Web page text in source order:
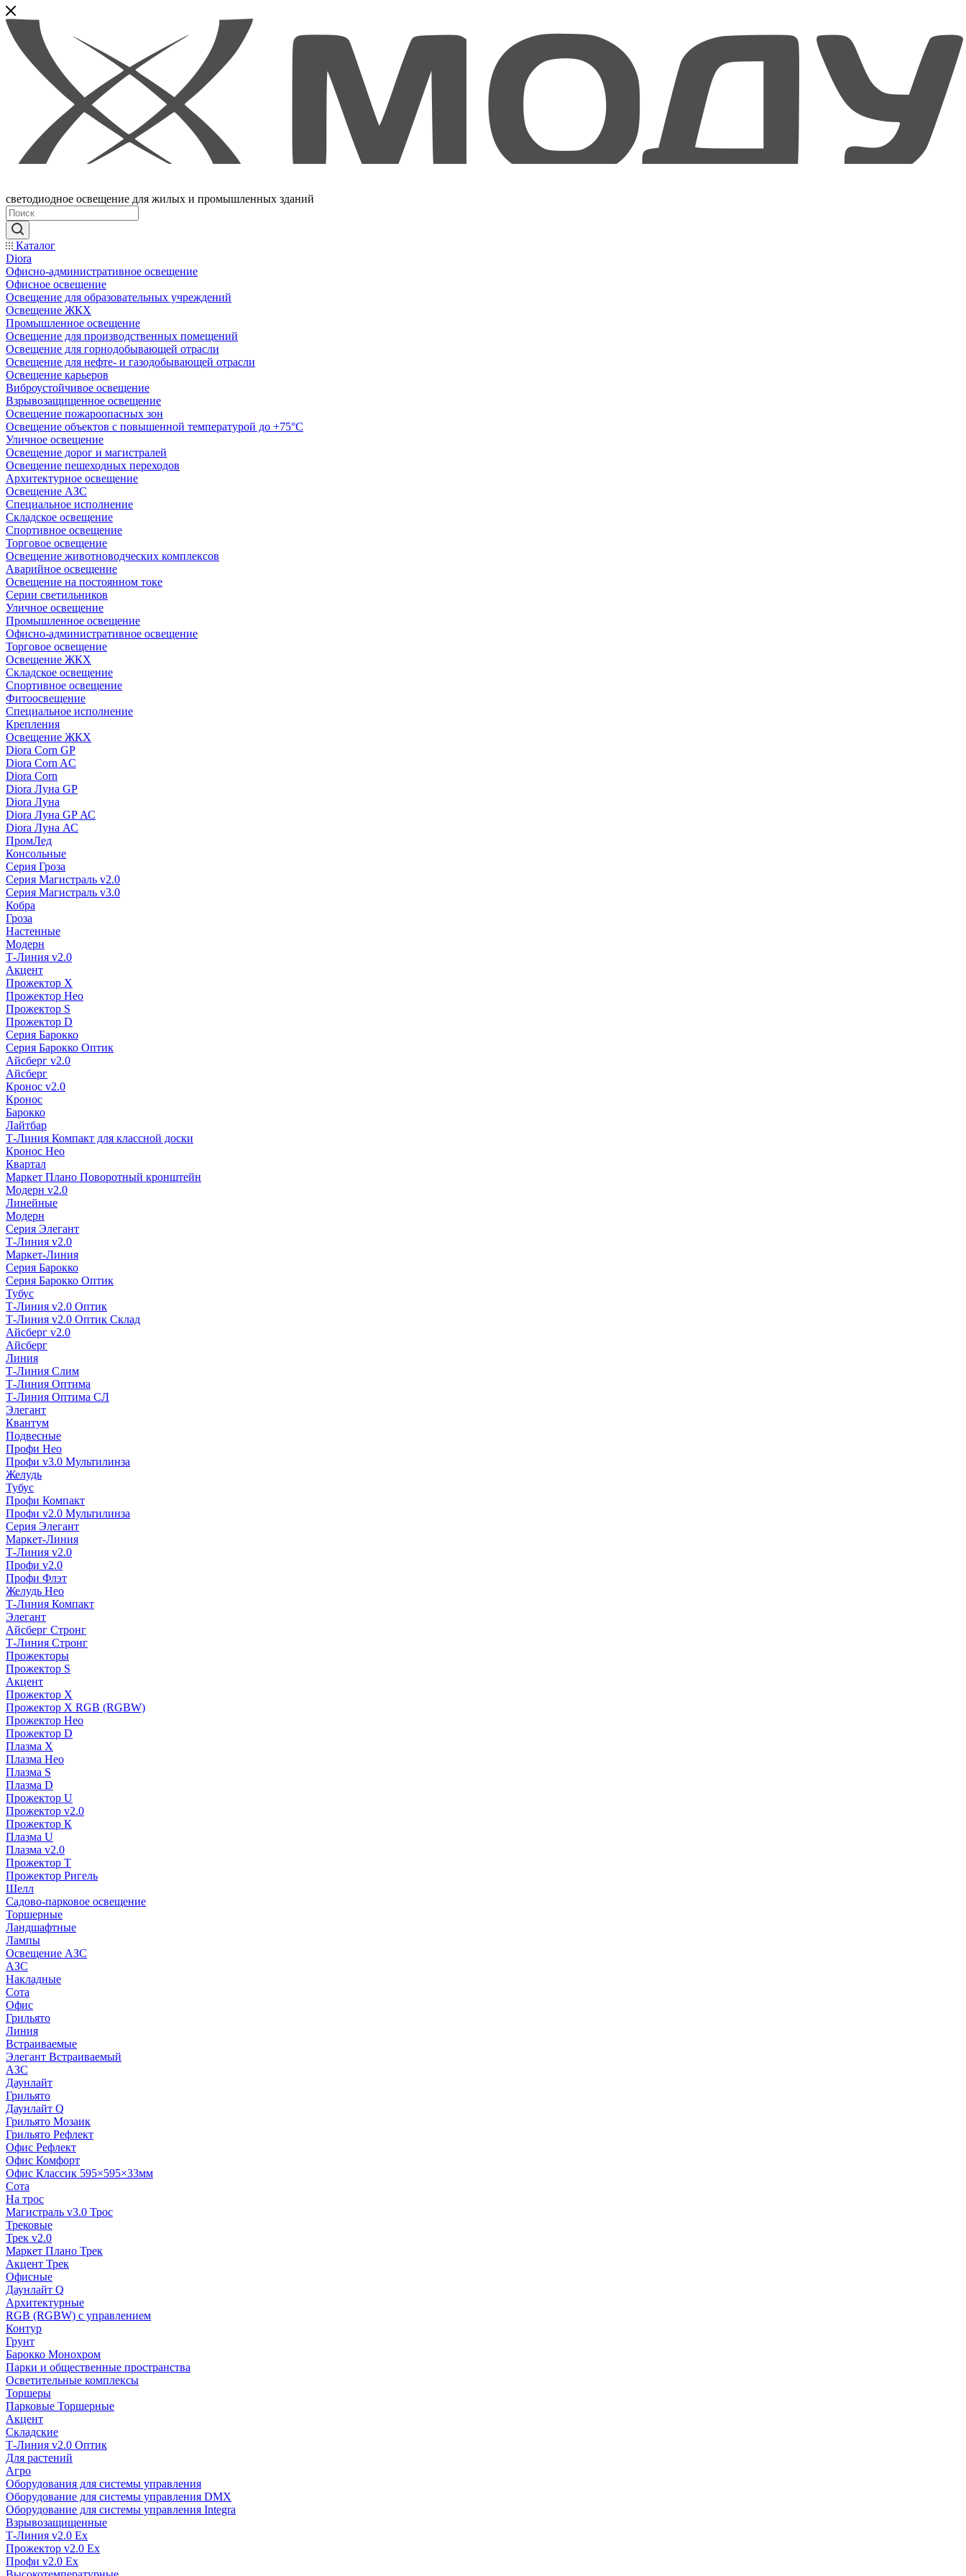
светодиодное освещение для жилых и промышленных зданий
Каталог
Diora
Офисно-административное освещение
Офисное освещение
Освещение для образовательных учреждений
Освещение ЖКХ
Промышленное освещение
Освещение для производственных помещений
Освещение для горнодобывающей отрасли
Освещение для нефте- и газодобывающей отрасли
Освещение карьеров
Виброустойчивое освещение
Взрывозащищенное освещение
Освещение пожароопасных зон
Освещение объектов с повышенной температурой до +75°C
Уличное освещение
Освещение дорог и магистралей
Освещение пешеходных переходов
Архитектурное освещение
Освещение АЗС
Специальное исполнение
Складское освещение
Спортивное освещение
Торговое освещение
Освещение животноводческих комплексов
Аварийное освещение
Освещение на постоянном токе
Серии светильников
Уличное освещение
Промышленное освещение
Офисно-административное освещение
Торговое освещение
Освещение ЖКХ
Складское освещение
Спортивное освещение
Фитоосвещение
Специальное исполнение
Крепления
Освещение ЖКХ
Diora Corn GP
Diora Corn AC
Diora Corn
Diora Луна GP
Diora Луна
Diora Луна GP АС
Diora Луна АС
ПромЛед
Консольные
Серия Гроза
Серия Магистраль v2.0
Серия Магистраль v3.0
Кобра
Гроза
Настенные
Модерн
Т-Линия v2.0
Акцент
Прожектор X
Прожектор Нео
Прожектор S
Прожектор D
Серия Барокко
Серия Барокко Оптик
Айсберг v2.0
Айсберг
Кронос v2.0
Кронос
Барокко
Лайтбар
Т-Линия Компакт для классной доски
Кронос Нео
Квартал
Маркет Плано Поворотный кронштейн
Модерн v2.0
Линейные
Модерн
Серия Элегант
Т-Линия v2.0
Маркет-Линия
Серия Барокко
Серия Барокко Оптик
Тубус
Т-Линия v2.0 Оптик
Т-Линия v2.0 Оптик Склад
Айсберг v2.0
Айсберг
Линия
Т-Линия Слим
Т-Линия Оптима
Т-Линия Оптима СЛ
Элегант
Квантум
Подвесные
Профи Нео
Профи v3.0 Мультилинза
Желудь
Тубус
Профи Компакт
Профи v2.0 Мультилинза
Серия Элегант
Маркет-Линия
Т-Линия v2.0
Профи v2.0
Профи Флэт
Желудь Нео
Т-Линия Компакт
Элегант
Айсберг Стронг
Т-Линия Стронг
Прожекторы
Прожектор S
Акцент
Прожектор X
Прожектор Х RGB (RGBW)
Прожектор Нео
Прожектор D
Плазма X
Плазма Нео
Плазма S
Плазма D
Прожектор U
Прожектор v2.0
Прожектор К
Плазма U
Плазма v2.0
Прожектор Т
Прожектор Ригель
Шелл
Садово-парковое освещение
Торшерные
Ландшафтные
Лампы
Освещение АЗС
АЗС
Накладные
Сота
Офис
Грильято
Линия
Встраиваемые
Элегант Встраиваемый
АЗС
Даунлайт
Грильято
Даунлайт Q
Грильято Мозаик
Грильято Рефлект
Офис Рефлект
Офис Комфорт
Офис Классик 595×595×33мм
Сота
На трос
Магистраль v3.0 Трос
Трековые
Трек v2.0
Маркет Плано Трек
Акцент Трек
Офисные
Даунлайт Q
Архитектурные
RGB (RGBW) с управлением
Контур
Грунт
Барокко Монохром
Парки и общественные пространства
Осветительные комплексы
Торшеры
Парковые Торшерные
Акцент
Складские
Т-Линия v2.0 Оптик
Для растений
Агро
Оборудования для системы управления
Оборудование для системы управления DMX
Оборудование для системы управления Integra
Взрывозащищенные
Т-Линия v2.0 Ex
Прожектор v2.0 Ex
Профи v2.0 Ex